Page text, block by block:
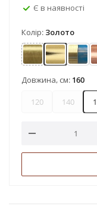
Є в наявності
Колір: Золото
АнтикЗолото
Довжина, см: 160
120 140